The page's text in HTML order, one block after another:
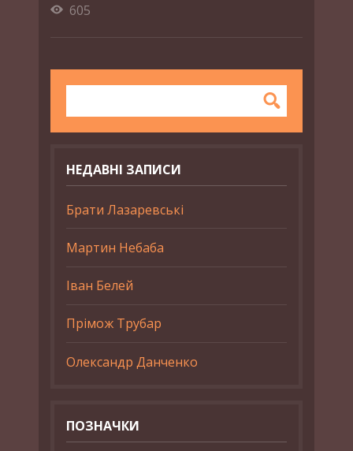
605
НЕДАВНІ ЗАПИСИ
Брати Лазаревські
Мартин Небаба
Іван Белей
Прімож Трубар
Олександр Данченко
ПОЗНАЧКИ